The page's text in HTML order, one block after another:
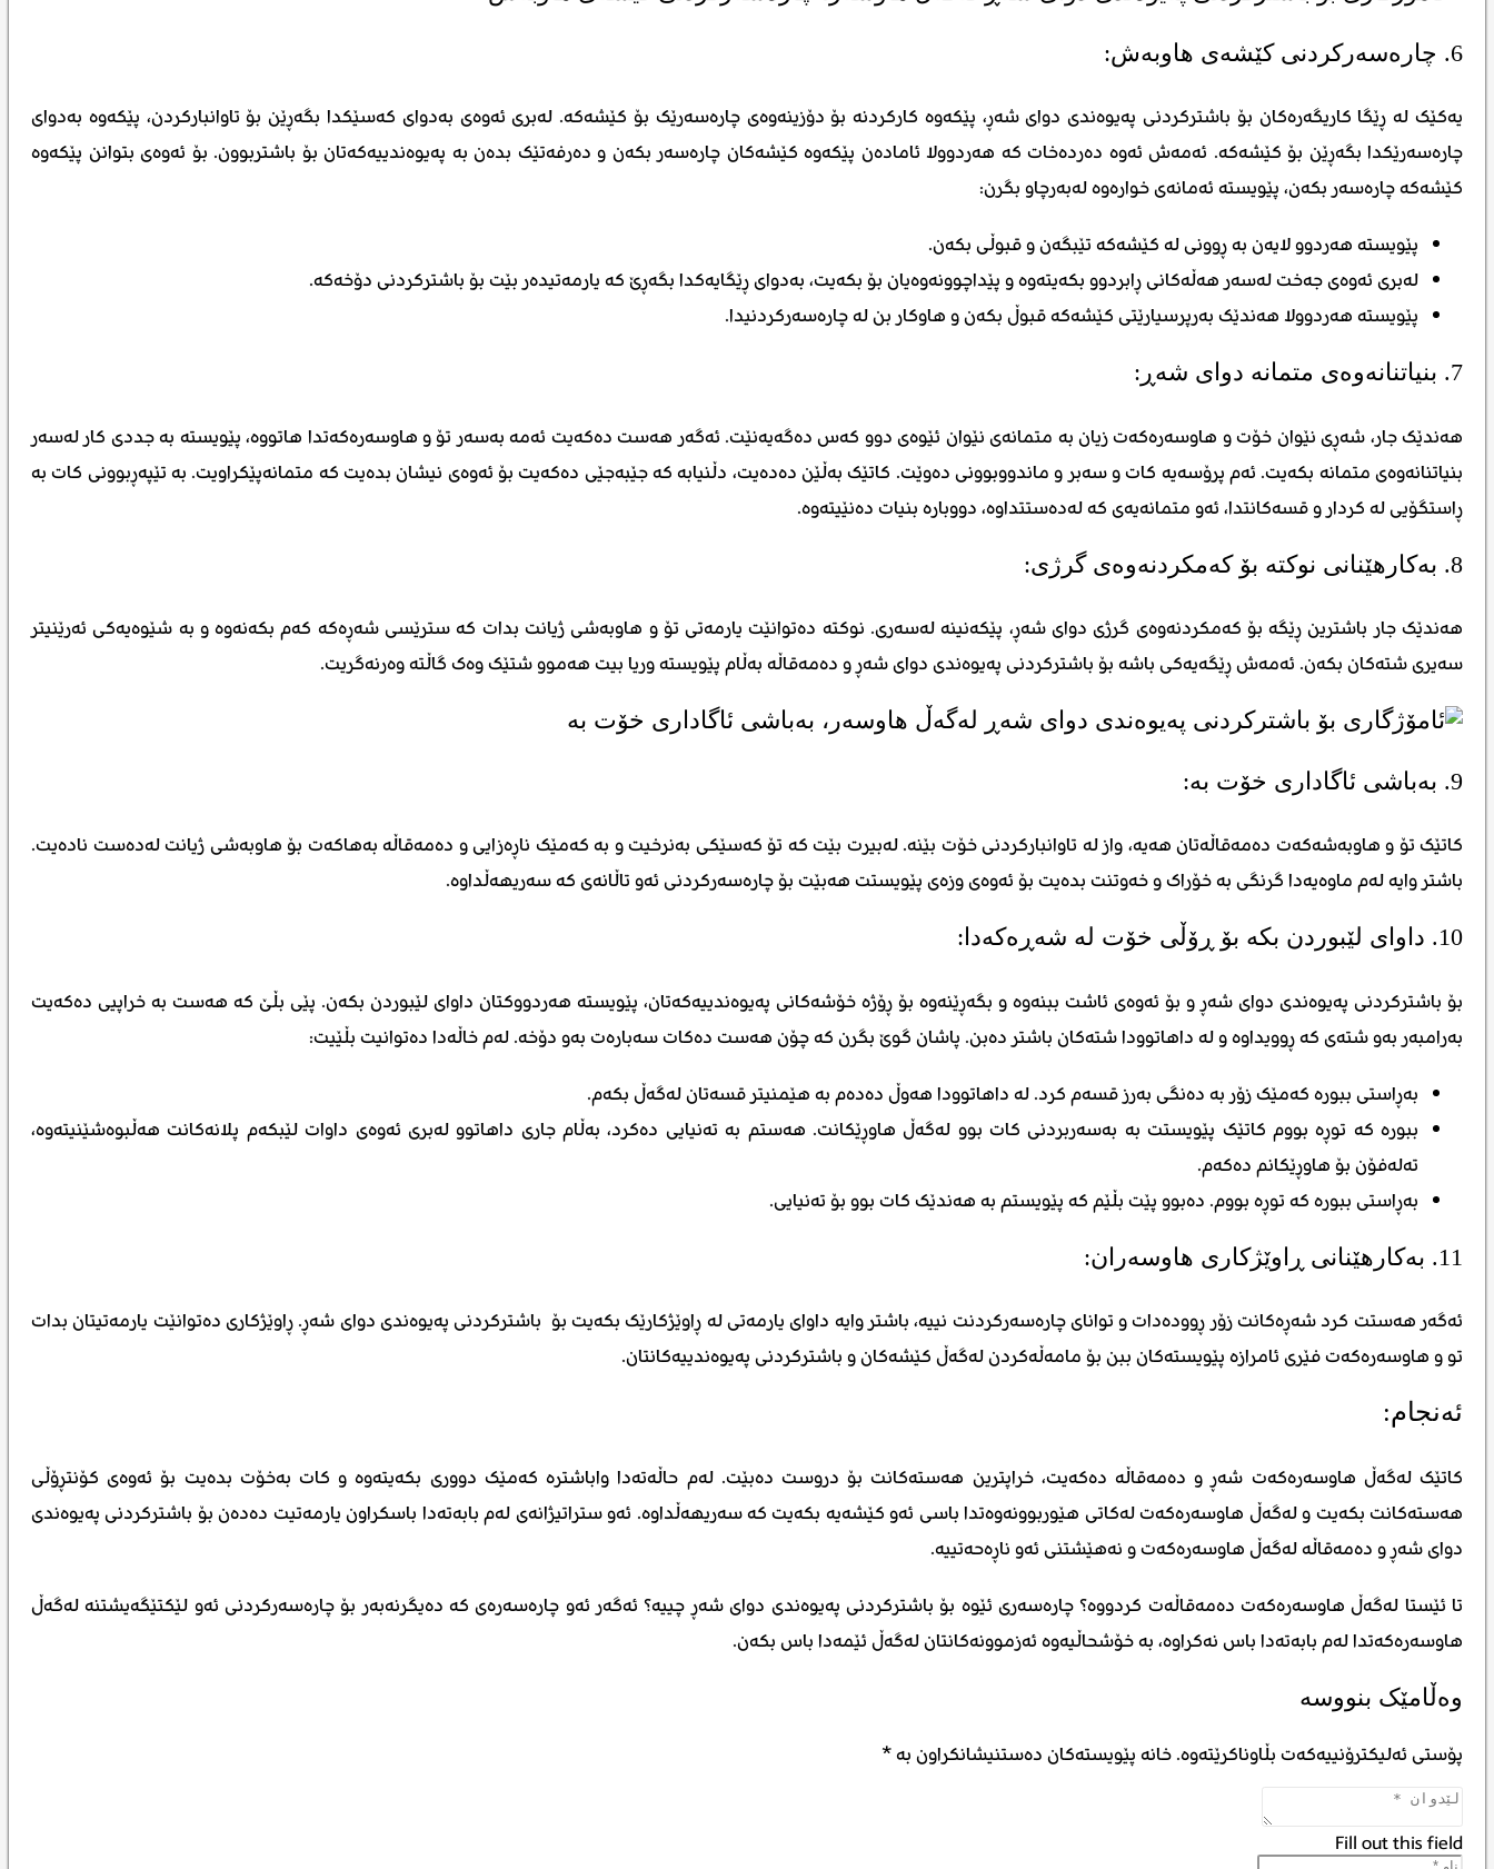
6. چارەسەرکردنی کێشەی هاوبەش:
یەکێک لە ڕێگا کاریگەرەکان بۆ باشترکردنی پەیوەندی دوای شەڕ، پێکەوە کارکردنە بۆ دۆزینەوەی چارەسەرێک بۆ کێشەکە. لەبری ئەوەی بەدوای کەسێکدا بگەڕێن بۆ تاوانبارکردن، پێکەوە بەدوای
چارەسەرێکدا بگەڕێن بۆ کێشەکە. ئەمەش ئەوە دەردەخات کە هەردوولا ئامادەن پێکەوە کێشەکان چارەسەر بکەن و دەرفەتێک بدەن بە پەیوەندییەکەتان بۆ باشتربوون. بۆ ئەوەی بتوانن پێکەوە
کێشەکە چارەسەر بکەن، پێویستە ئەمانەی خوارەوە لەبەرچاو بگرن:
پێویستە هەردوو لایەن بە ڕوونی لە کێشەکە تێبگەن و قبوڵی بکەن.
لەبری ئەوەی جەخت لەسەر هەڵەکانی ڕابردوو بکەیتەوە و پێداچوونەوەیان بۆ بکەیت، بەدوای ڕێگایەکدا بگەڕێ کە یارمەتیدەر بێت بۆ باشترکردنی دۆخەکە.
پێویستە هەردوولا هەندێک بەرپرسیارێتی کێشەکە قبوڵ بکەن و هاوکار بن لە چارەسەرکردنیدا.
7. بنیاتنانەوەی متمانە دوای شەڕ:
هەندێک جار، شەڕی نێوان خۆت و هاوسەرەکەت زیان بە متمانەی نێوان ئێوەی دوو کەس دەگەیەنێت. ئەگەر هەست دەکەیت ئەمە بەسەر تۆ و هاوسەرەکەتدا هاتووە، پێویستە بە جددی کار لەسەر
بنیاتنانەوەی متمانە بکەیت. ئەم پرۆسەیە کات و سەبر و ماندووبوونی دەوێت. کاتێک بەڵێن دەدەیت، دڵنیابە کە جێبەجێی دەکەیت بۆ ئەوەی نیشان بدەیت کە متمانەپێکراویت. بە تێپەڕبوونی کات بە
ڕاستگۆیی لە کردار و قسەکانتدا، ئەو متمانەیەی کە لەدەستتداوە، دووبارە بنیات دەنێیتەوە.
8. بەکارهێنانی نوکتە بۆ کەمکردنەوەی گرژی:
هەندێک جار باشترین ڕێگە بۆ کەمکردنەوەی گرژی دوای شەڕ، پێکەنینە لەسەری. نوکتە دەتوانێت یارمەتی تۆ و هاوبەشی ژیانت بدات کە سترێسی شەڕەکە کەم بکەنەوە و بە شێوەیەکی ئەرێنیتر
سەیری شتەکان بکەن. ئەمەش ڕێگەیەکی باشە بۆ باشترکردنی پەیوەندی دوای شەڕ و دەمەقاڵە بەڵام پێویستە وریا بیت هەموو شتێک وەک گاڵتە وەرنەگریت.
9. بەباشی ئاگاداری خۆت بە:
کاتێک تۆ و هاوبەشەکەت دەمەقاڵەتان هەیە، واز لە تاوانبارکردنی خۆت بێنه. لەبیرت بێت کە تۆ کەسێکی بەنرخیت و بە کەمێک ناڕەزایی و دەمەقاڵە بەهاکەت بۆ هاوبەشی ژیانت لەدەست نادەیت.
باشتر وایە لەم ماوەیەدا گرنگی بە خۆراک و خەوتنت بدەیت بۆ ئەوەی وزەی پێویستت هەبێت بۆ چارەسەرکردنی ئەو تاڵانەی کە سەریهەڵداوە.
10. داوای لێبوردن بکە بۆ ڕۆڵی خۆت لە شەڕەکەدا:
بۆ باشترکردنی پەیوەندی دوای شەڕ و بۆ ئەوەی ئاشت ببنەوە و بگەڕێنەوە بۆ ڕۆژە خۆشەکانی پەیوەندییەکەتان، پێویستە هەردووکتان داوای لێبوردن بکەن. پێی بڵێ کە هەست بە خراپیی دەکەیت
بەرامبەر بەو شتەی کە ڕوویداوە و لە داهاتوودا شتەکان باشتر دەبن. پاشان گوێ بگرن کە چۆن هەست دەکات سەبارەت بەو دۆخە. لەم خاڵەدا دەتوانیت بڵێیت:
بەڕاستی ببورە کەمێک زۆر بە دەنگی بەرز قسەم کرد. لە داهاتوودا هەوڵ دەدەم بە هێمنیتر قسەتان لەگەڵ بکەم.
ببورە کە توڕە بووم کاتێک پێویستت بە بەسەربردنی کات بوو لەگەڵ هاوڕێکانت. هەستم بە تەنیایی دەکرد، بەڵام جاری داهاتوو لەبری ئەوەی داوات لێبکەم پلانەکانت هەڵبوەشێنیتەوە،
تەلەفۆن بۆ هاوڕێکانم دەکەم.
بەڕاستی ببورە کە توڕە بووم. دەبوو پێت بڵێم کە پێویستم بە هەندێک کات بوو بۆ تەنیایی.
11. بەکارهێنانی ڕاوێژکاری هاوسەران:
ئەگەر هەستت کرد شەڕەکانت زۆر ڕوودەدات و توانای چارەسەرکردنت نییە، باشتر وایە داوای یارمەتی لە ڕاوێژکارێک بکەیت بۆ باشترکردنی پەیوەندی دوای شەڕ. ڕاوێژکاری دەتوانێت یارمەتیتان بدات
تو و هاوسەرەکەت فێری ئامرازە پێویستەکان ببن بۆ مامەڵەکردن لەگەڵ کێشەکان و باشترکردنی پەیوەندییەکانتان.
ئەنجام:
کاتێک لەگەڵ هاوسەرەکەت شەڕ و دەمەقاڵە دەکەیت، خراپترین هەستەکانت بۆ دروست دەبێت. لەم حاڵەتەدا واباشترە کەمێک دووری بکەیتەوە و کات بەخۆت بدەیت بۆ ئەوەی کۆنتڕۆڵی
هەستەکانت بکەیت و لەگەڵ هاوسەرەکەت لەکاتی هێوربوونەوەتدا باسی ئەو کێشەیە بکەیت کە سەریهەڵداوە. ئەو ستراتیژانەی لەم بابەتەدا باسکراون یارمەتیت دەدەن بۆ باشترکردنی پەیوەندی
دوای شەڕ و دەمەقاڵە لەگەڵ هاوسەرەکەت و نەهێشتنی ئەو ناڕەحەتییە.
تا ئێستا لەگەڵ هاوسەرەکەت دەمەقاڵەت کردووە؟ چارەسەری ئێوە بۆ باشترکردنی پەیوەندی دوای شەڕ چییە؟ ئەگەر ئەو چارەسەرەی کە دەیگرنەبەر بۆ چارەسەرکردنی ئەو لێکتێگەیشتنە لەگەڵ
هاوسەرەکەتدا لەم بابەتەدا باس نەکراوە، بە خۆشحاڵیەوە ئەزموونەکانتان لەگەڵ ئێمەدا باس بکەن.
وەڵامێک بنووسە
پۆستی ئەلیکترۆنییەکەت بڵاوناکرێتەوە.خانە پێویستەکان دەستنیشانکراون بە*
Fill out this field